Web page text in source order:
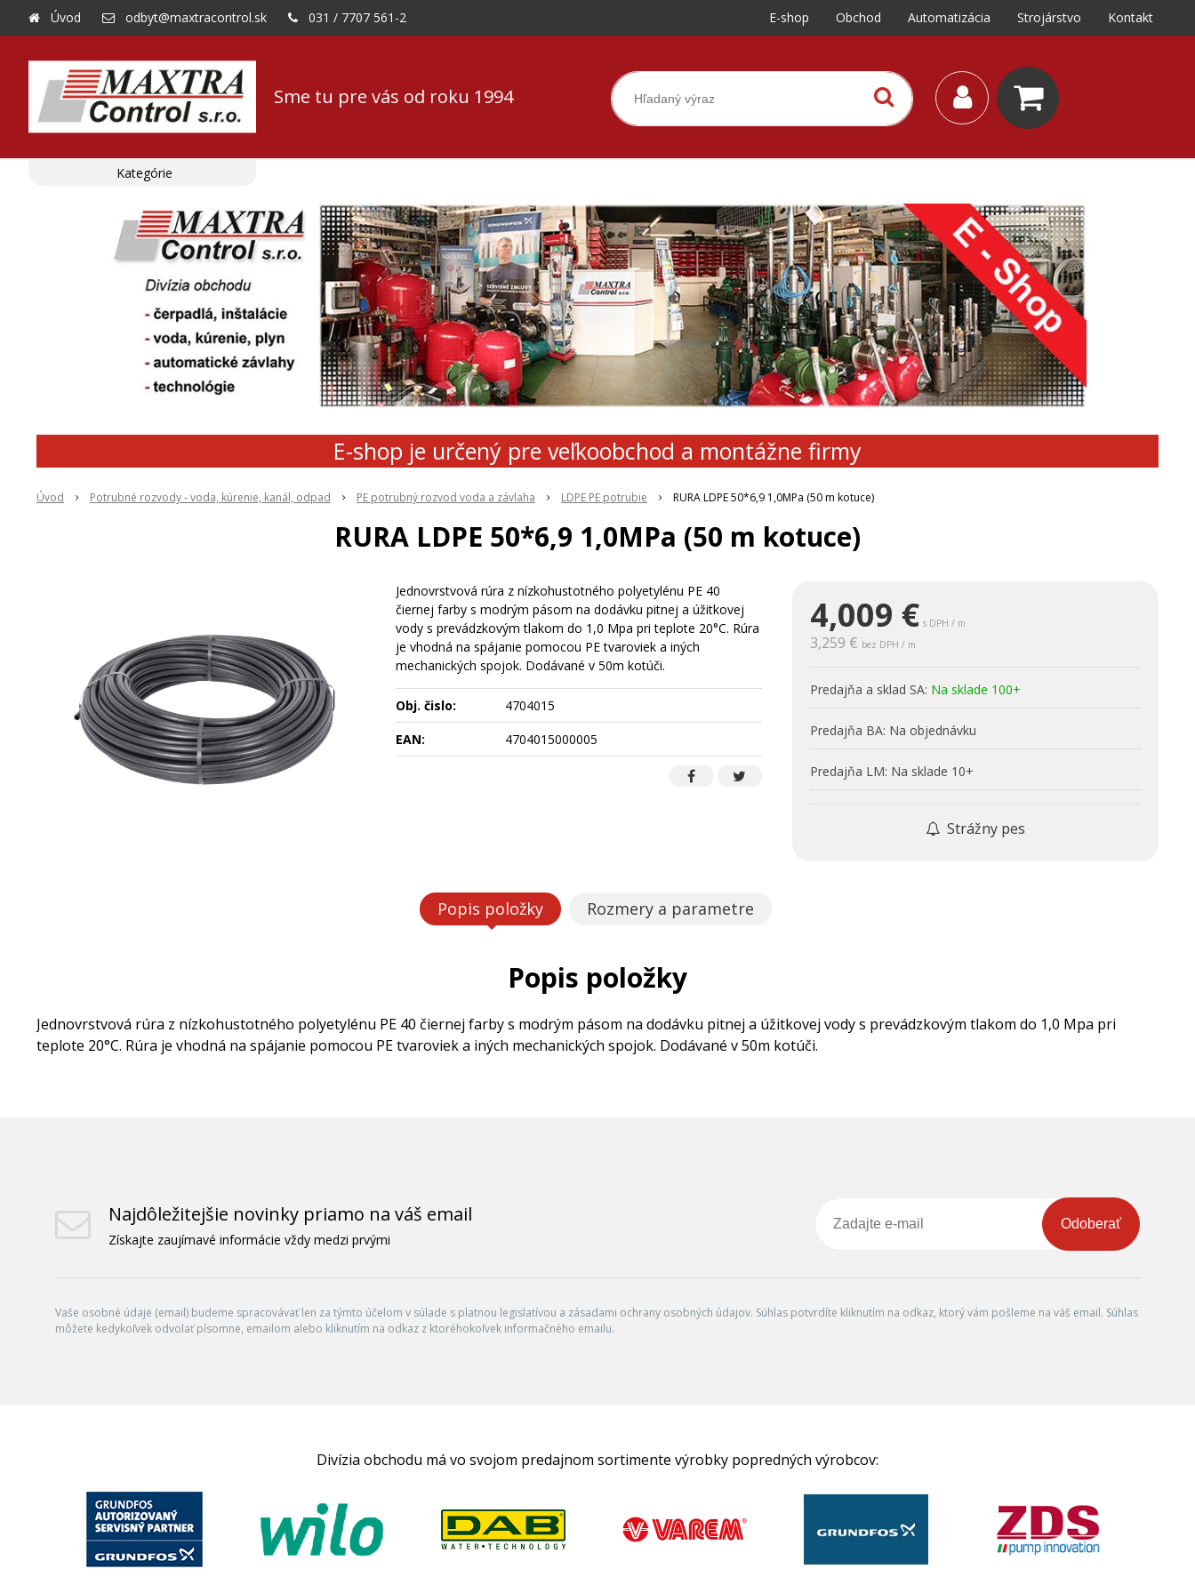
Sme tu pre vás od roku 1994
Úvod odbyt@maxtracontrol.sk 031 / 7707 561-2 E-shop Obchod Automatizácia Strojárstvo Kontakt
E-shop je určený pre veľkoobchod a montážne firmy
Úvod Potrubné rozvody - voda, kúrenie, kanál, odpad PE potrubný rozvod voda a závlaha LDPE PE potrubie RURA LDPE 50*6,9 1,0MPa (50 m kotuce)
RURA LDPE 50*6,9 1,0MPa (50 m kotuce)
4,009 € s DPH / m
3,259 € bez DPH / m
Predajňa a sklad SA: Na sklade 100+
Predajňa BA: Na objednávku
Predajňa LM: Na sklade 10+
Strážny pes
Jednovrstvová rúra z nízkohustotného polyetylénu PE 40
čiernej farby s modrým pásom na dodávku pitnej a úžitkovej
vody s prevádzkovým tlakom do 1,0 Mpa pri teplote 20°C. Rúra
je vhodná na spájanie pomocou PE tvaroviek a iných
mechanických spojok. Dodávané v 50m kotúči.
Obj. čislo:
4704015
EAN:
4704015000005
Popis položky Rozmery a parametre
Popis položky
Jednovrstvová rúra z nízkohustotného polyetylénu PE 40 čiernej farby s modrým pásom na dodávku pitnej a úžitkovej vody s prevádzkovým tlakom do 1,0 Mpa pri
teplote 20°C. Rúra je vhodná na spájanie pomocou PE tvaroviek a iných mechanických spojok. Dodávané v 50m kotúči.
Kategórie
Najdôležitejšie novinky priamo na váš email
Získajte zaujímavé informácie vždy medzi prvými
Odoberať
Vaše osobné údaje (email) budeme spracovávať len za týmto účelom v súlade s platnou legislatívou a zásadami ochrany osobných údajov. Súhlas potvrdíte kliknutím na odkaz, ktorý vám pošleme na váš email. Súhlas
môžete kedykoľvek odvolať písomne, emailom alebo kliknutím na odkaz z ktoréhokoľvek informačného emailu.
Divízia obchodu má vo svojom predajnom sortimente výrobky popredných výrobcov: